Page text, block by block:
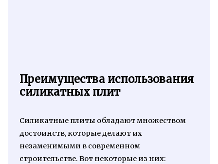
Преимущества использования
силикатных плит
Силикатные плиты обладают множеством
достоинств, которые делают их
незаменимыми в современном
строительстве. Вот некоторые из них: